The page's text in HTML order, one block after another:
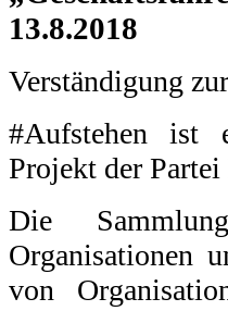
13.8.2018
Verständigung
#Aufstehen ist
Projekt der
Die
Organisationen
von